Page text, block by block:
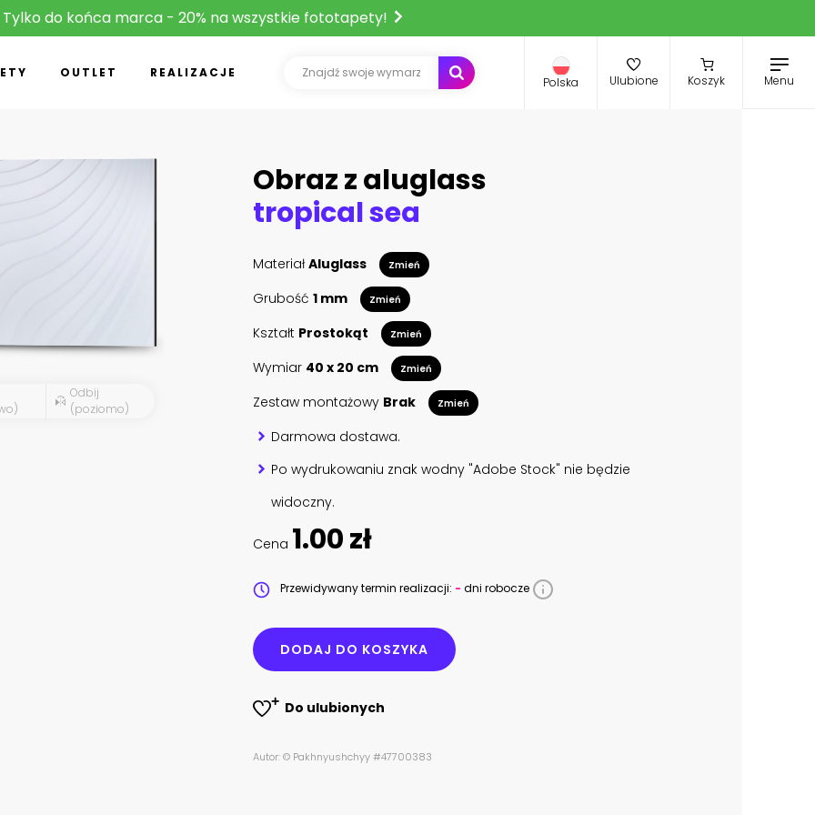
Tylko do końca marca - 20% na wszystkie fototapety!
OUTLET REALIZACJE
Polska Ulubione Koszyk Menu
Odbij
(poziomo)
Obraz z aluglass
tropical sea
MateriałAluglass Zmień
Grubość 1 mm Zmień
Kształt Prostokąt Zmień
Wymiar 40 x 20 cm Zmień
Zestaw montażowy Brak Zmień
Darmowa dostawa.
Po wydrukowaniu znak wodny "Adobe Stock" nie będzie
widoczny.
Cena 1.00 zł
Przewidywany termin realizacji: - dni robocze
DODAJ DO KOSZYKA
Do ulubionych
Autor: © Pakhnyushchyy #47700383